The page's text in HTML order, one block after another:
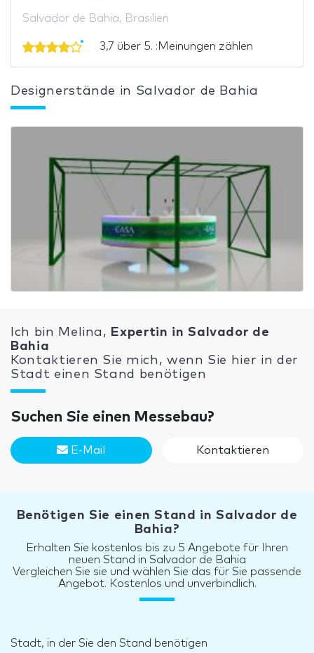
Salvador de Bahia, Brasilien
3,7 über 5. :Meinungen zählen
Designerstände in Salvador de Bahia
Ich bin Melina, Expertin in Salvador de
Bahia
Kontaktieren Sie mich, wenn Sie hier in der
Stadt einen Stand benötigen
Suchen Sie einen Messebau?
E-Mail Kontaktieren
Benötigen Sie einen Stand in Salvador de
Bahia?
Erhalten Sie kostenlos bis zu 5 Angebote für Ihren
neuen Stand in Salvador de Bahia
Vergleichen Sie sie und wählen Sie das für Sie passende
Angebot. Kostenlos und unverbindlich.
Stadt, in der Sie den Stand benötigen